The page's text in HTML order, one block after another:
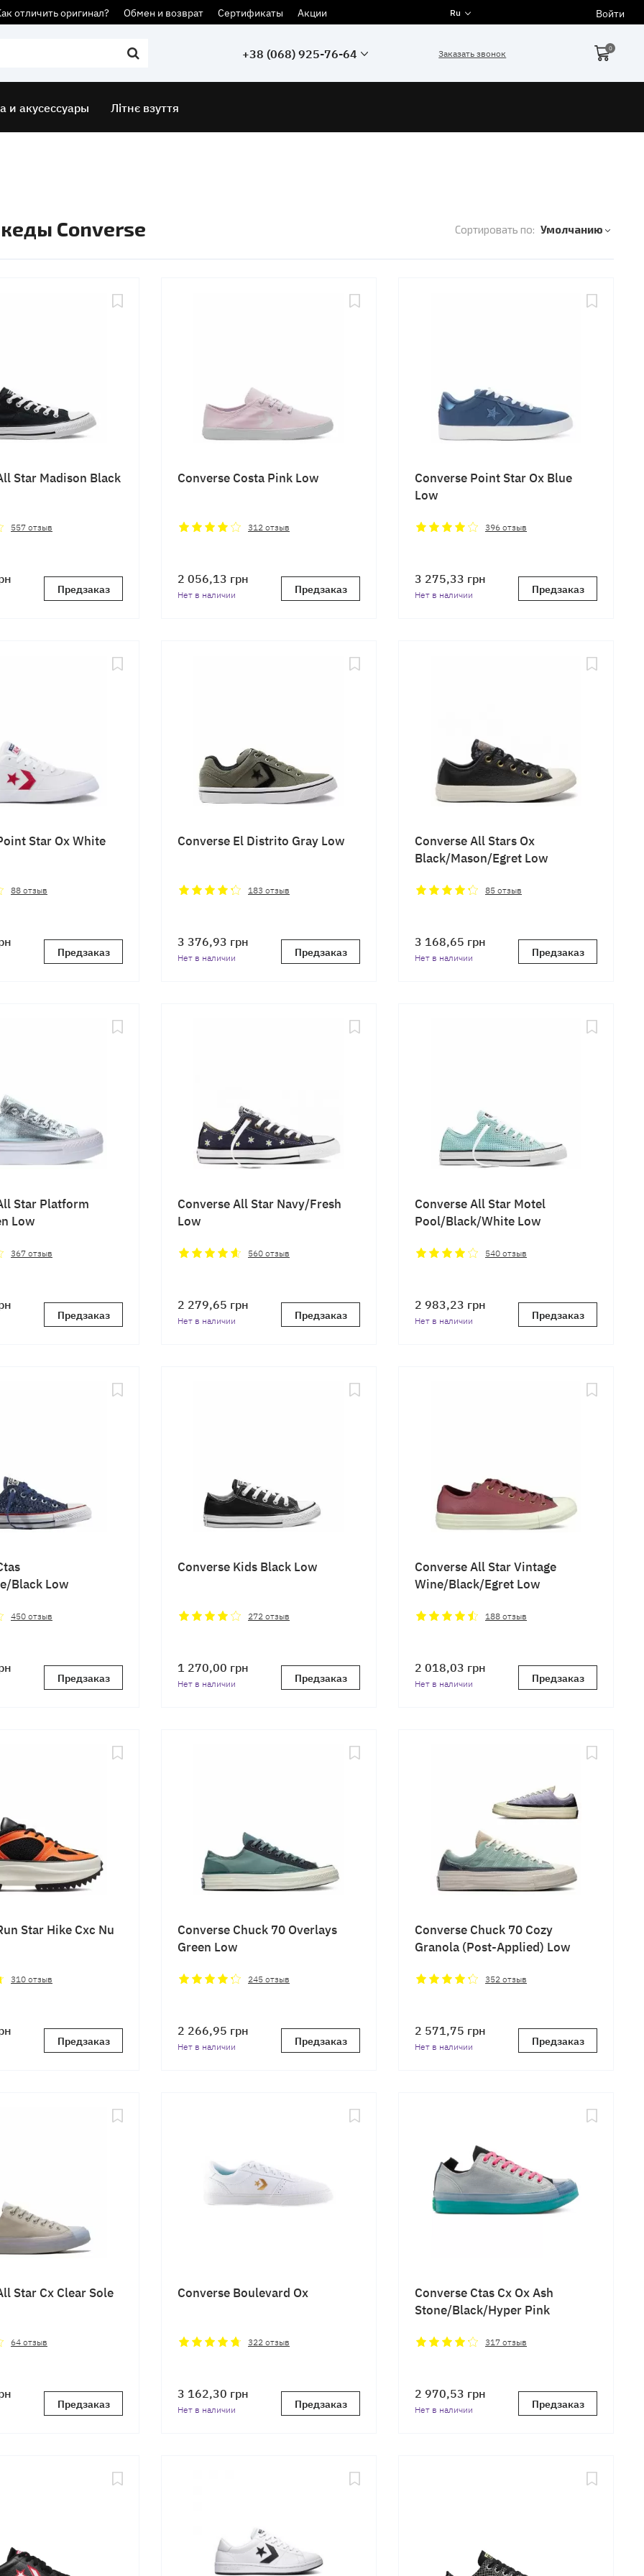
отличить оригинал? Обмен и возврат Сертификаты Акции Ru Войти
+38 (068) 925-76-64 Заказать звонок 0
и акусессуары Літнє взуття
Converse Сортировать по: Умолчанию
Star Madison Black
557отзыв
Предзаказ
Converse Costa Pink Low
312 отзыв
2 056,13 грн
Нет в наличии Предзаказ
Converse Point Star Ox Blue
Low
396отзыв
3 275,33 грн
Нет в наличии Предзаказ
Star Ox White
88отзыв
Предзаказ
Converse El Distrito Gray Low
183 отзыв
3 376,93 грн
Нет в наличии Предзаказ
Converse All Stars Ox
Black/Mason/Egret Low
85отзыв
3 168,65 грн
Нет в наличии Предзаказ
Star Platform
Low
367отзыв
Предзаказ
Converse All Star Navy/Fresh
Low
560отзыв
2 279,65 грн
Нет в наличии Предзаказ
Converse All Star Motel
Pool/Black/White Low
540отзыв
2 983,23 грн
Нет в наличии Предзаказ
Black Low
450отзыв
Предзаказ
Converse Kids Black Low
272 отзыв
1 270,00 грн
Нет в наличии Предзаказ
Converse All Star Vintage
Wine/Black/Egret Low
188отзыв
2 018,03 грн
Нет в наличии Предзаказ
Star Hike Cxc Nu
310отзыв
Предзаказ
Converse Chuck 70 Overlays
Green Low
245отзыв
2 266,95 грн
Нет в наличии Предзаказ
Converse Chuck 70 Cozy
Granola (Post-Applied) Low
352 отзыв
2 571,75 грн
Нет в наличии Предзаказ
Star Cx Clear Sole
64отзыв
Предзаказ
Converse Boulevard Ox
322 отзыв
3 162,30 грн
Нет в наличии Предзаказ
Converse Ctas Cx Ox Ash
Stone/Black/Hyper Pink
317отзыв
2 970,53 грн
Нет в наличии Предзаказ